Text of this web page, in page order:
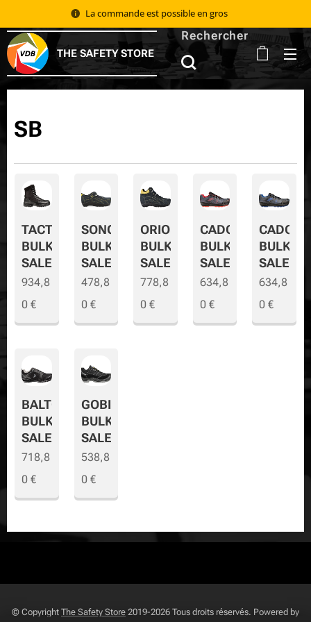
La commande est possible en gros 📦
THE SAFETY STORE
Rechercher
SB
TACTIC
BULK
SALE
934,8
0 €
SONORA
BULK
SALE
478,8
0€
ORION
BULK
SALE
778,8
0 €
CADOR
BULK
SALE
634,8
0€
CADOR-
BULK-
SALE
634,8
0 €
BALTO
BULK
SALE
718,8
0 €
GOBI
BULK
SALE
538,8
0€
© Copyright The Safety Store 2019-2026 Tous droits réservés. Powered by